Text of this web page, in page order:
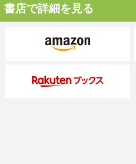
書店で詳細を見る